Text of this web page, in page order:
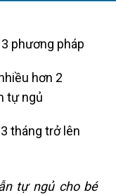
phương pháp
hơn 2
tự ngủ
tháng trở lên
tự ngủ cho bé